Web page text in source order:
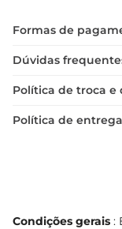
Formas de
Dúvidas
Política de troca e
Política de entrega
Condições gerais :